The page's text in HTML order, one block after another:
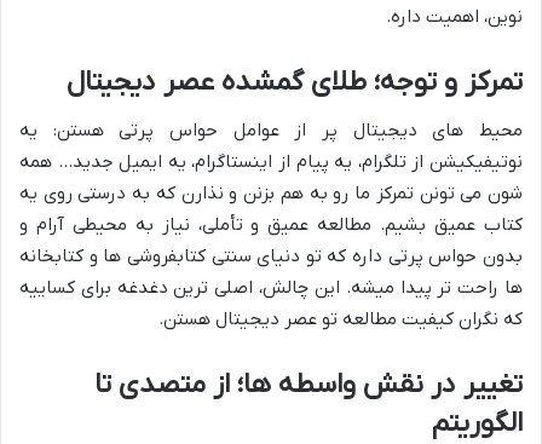
نوین، اهمیت داره.
تمرکز و توجه؛ طلای گمشده عصر دیجیتال
محیط های دیجیتال پر از عوامل حواس پرتی هستن: یه
نوتیفیکیشن از تلگرام، یه پیام از اینستاگرام، یه ایمیل جدید… همه
شون می تونن تمرکز ما رو به هم بزنن و نذارن که به درستی روی یه
کتاب عمیق بشیم. مطالعه عمیق و تأملی، نیاز به محیطی آرام و
بدون حواس پرتی داره که تو دنیای سنتی کتابفروشی ها و کتابخانه
ها راحت تر پیدا میشه. این چالش، اصلی ترین دغدغه برای کساییه
که نگران کیفیت مطالعه تو عصر دیجیتال هستن.
تغییر در نقش واسطه ها؛ از متصدی تا
الگوریتم